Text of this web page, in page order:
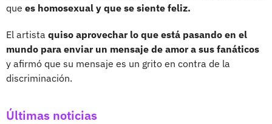
que es homosexual y que se siente feliz.
El artista quiso aprovechar lo que está pasando en el
mundo para enviar un mensaje de amor a sus fanáticos
y afirmó que su mensaje es un grito en contra de la
discriminación.
Últimas noticias